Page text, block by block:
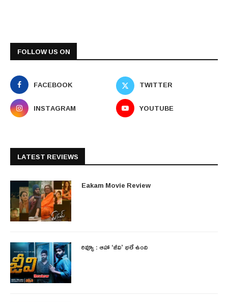
FOLLOW US ON
FACEBOOK
TWITTER
INSTAGRAM
YOUTUBE
LATEST REVIEWS
Eakam Movie Review
రివ్యూ : ఆహా ‘జీవి’ భలే ఉంది